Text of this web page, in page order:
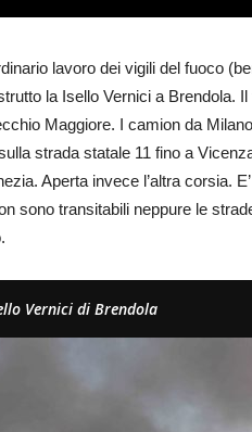
lavoro dei vigili del fuoco
la Isello Vernici a Brendola.
Maggiore. I camion da
strada statale 11 fino a
Aperta invece l’altra corsia.
sono transitabili neppure le
Vernici di Brendola